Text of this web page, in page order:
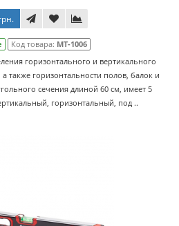
Код товара: MT-1006
горизонтального и вертикального
также горизонтальности полов, балок и
сечения длиной 60 см, имеет 5
горизонтальный, под ..